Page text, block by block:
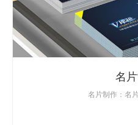
名
名片制作：名